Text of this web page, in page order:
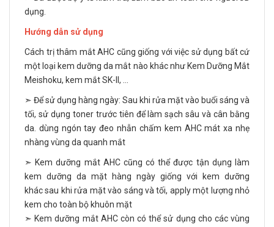
dụng.
Hướng dẫn sử dụng
Cách trị thâm mắt AHC cũng giống với việc sử dụng bất cứ
một loại kem dưỡng da mắt nào khác như Kem Dưỡng Mắt
Meishoku, kem mắt SK-II , ...
➣ Để sử dụng hàng ngày: Sau khi rửa mặt vào buổi sáng và
tối, sử dụng toner trước tiên để làm sạch sâu và cân bằng
da. dùng ngón tay đeo nhẫn chấm kem AHC mát xa nhẹ
nhàng vùng da quanh mắt
➣ Kem dưỡng mắt AHC cũng có thể được tận dụng làm
kem dưỡng da mặt hàng ngày giống với kem dưỡng
khác sau khi rửa mặt vào sáng và tối, apply một lượng nhỏ
kem cho toàn bộ khuôn mặt
➣ Kem dưỡng mắt AHC còn có thể sử dụng cho các vùng